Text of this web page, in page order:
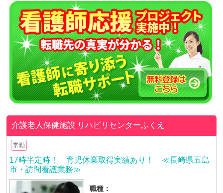
介護老人保健施設 リハビリセンターふくえ
常勤
17時半定時！ 育児休業取得実績あり！ ≪長崎県五島
市・訪問看護業務≫
職種：